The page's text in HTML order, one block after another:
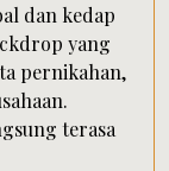
dan kedap
yang
pernikahan,
terasa